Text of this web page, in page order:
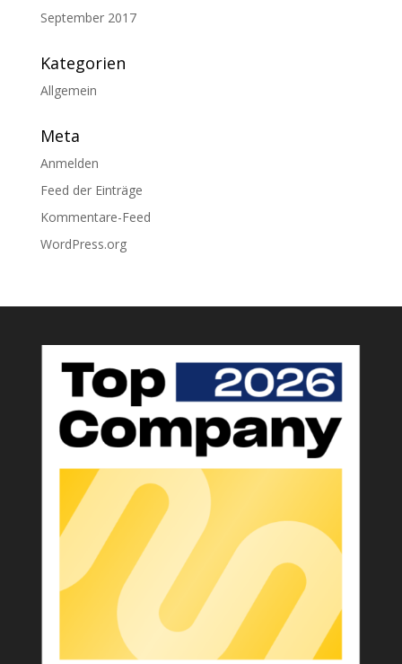
September 2017
Kategorien
Allgemein
Meta
Anmelden
Feed der Einträge
Kommentare-Feed
WordPress.org